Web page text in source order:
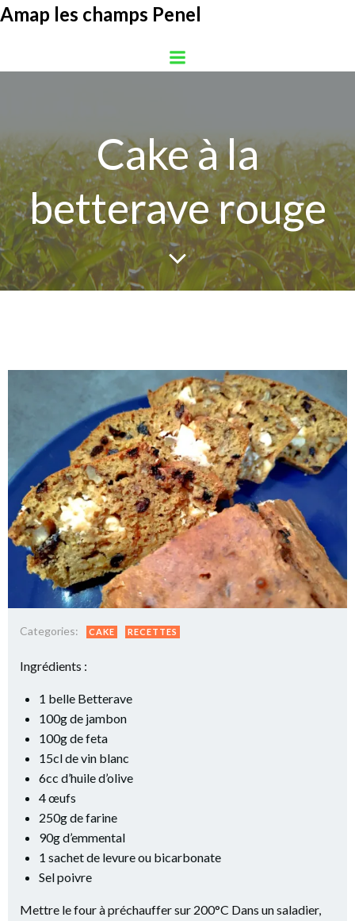
Aller
Amap les champs Penel
Cake à la
betterave rouge
Categories: CAKE RECETTES
Ingrédients :
1 belle Betterave
100g de jambon
100g de feta
15cl de vin blanc
6cc d’huile d’olive
4 œufs
250g de farine
90g d’emmental
1 sachet de levure ou bicarbonate
Sel poivre
Mettre le four à préchauffer sur 200°C Dans un saladier,